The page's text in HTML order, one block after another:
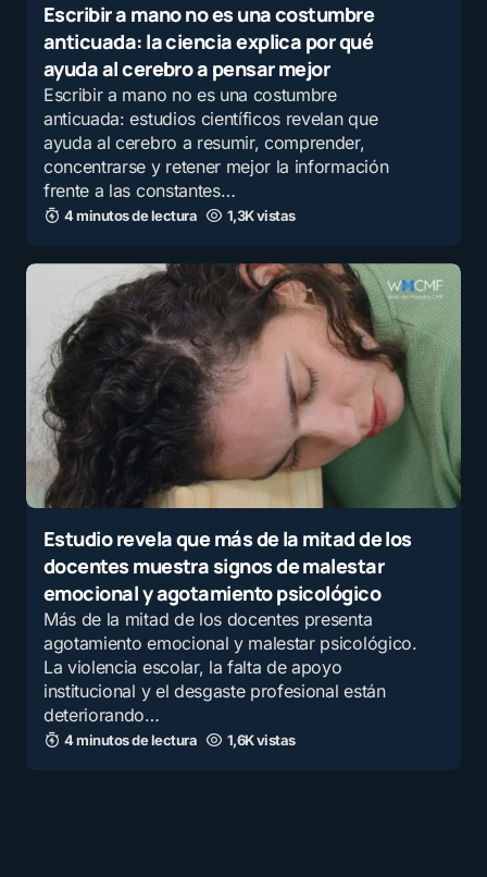
Escribir a mano no es una costumbre
anticuada: la ciencia explica por qué
ayuda al cerebro a pensar mejor
Escribir a mano no es una costumbre
anticuada: estudios científicos revelan que
ayuda al cerebro a resumir, comprender,
concentrarse y retener mejor la información
frente a las constantes…
4 minutos de lectura 1,3K vistas
Estudio revela que más de la mitad de los
docentes muestra signos de malestar
emocional y agotamiento psicológico
Más de la mitad de los docentes presenta
agotamiento emocional y malestar psicológico.
La violencia escolar, la falta de apoyo
institucional y el desgaste profesional están
deteriorando…
4 minutos de lectura 1,6K vistas